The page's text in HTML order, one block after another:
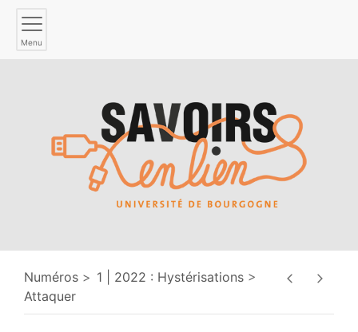
Menu
Numéros
1 | 2022 : Hystérisations
Attaquer